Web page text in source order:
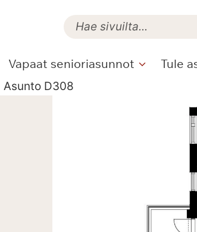
Vapaat senioriasunnot Tule
Asunto D308